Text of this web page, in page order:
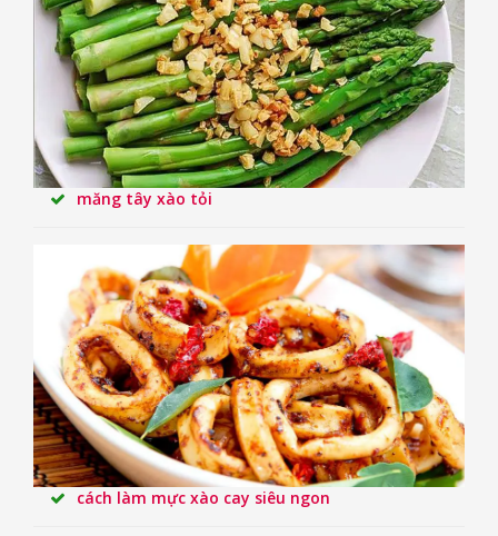
măng tây xào tỏi
cách làm mực xào cay siêu ngon